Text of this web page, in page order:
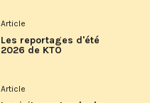
Article
Les reportages d'été
2026 de KTO
Article